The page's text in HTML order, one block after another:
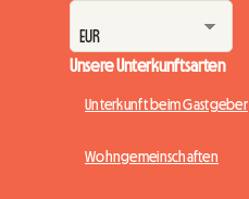
Unsere Unterkunftsarten
Unterkunft beim Gastgeber
Wohngemeinschaften